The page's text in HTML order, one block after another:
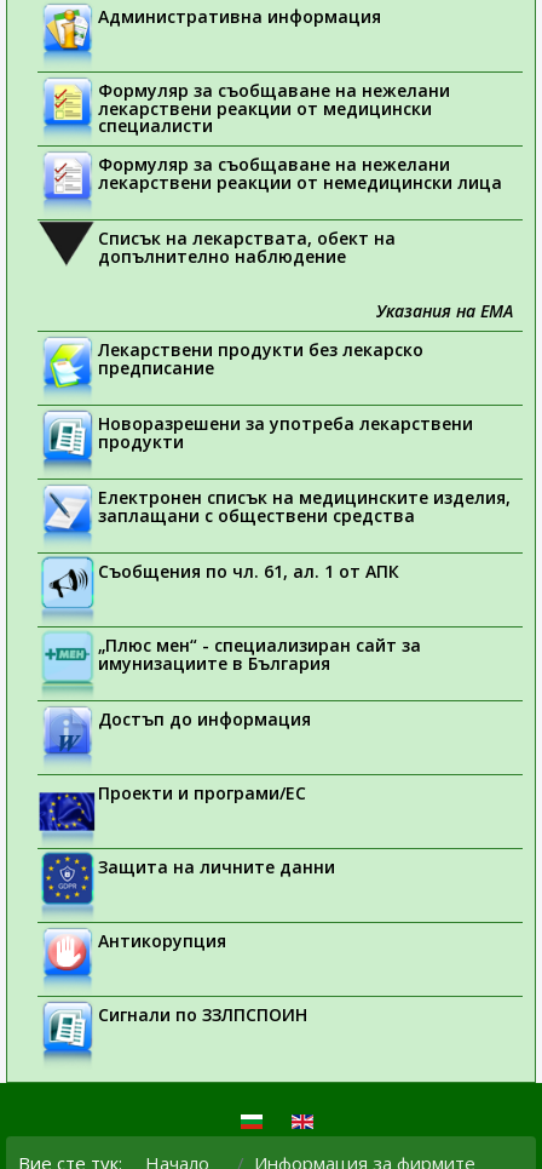
Административна информация
Формуляр за съобщаване на нежелани
лекарствени реакции от медицински
специалисти
Формуляр за съобщаване на нежелани
лекарствени реакции от немедицински лица
Списък на лекарствата, обект на
допълнително наблюдение
Указания на ЕМА
Лекарствени продукти без лекарско
предписание
Новоразрешени за употреба лекарствени
продукти
Електронен списък на медицинските изделия,
заплащани с обществени средства
Съобщения по чл. 61, ал. 1 от АПК
„Плюс мен“ - специализиран сайт за
имунизациите в България
Достъп до информация
Проекти и програми/ЕС
Защита на личните данни
Антикорупция
Сигнали по ЗЗЛПСПОИН
Вие сте тук: Начало Информация за фирмите